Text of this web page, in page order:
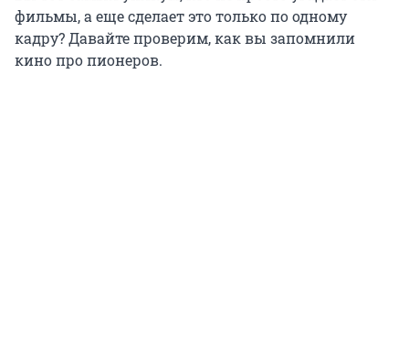
фильмы, а еще сделает это только по одному
кадру? Давайте проверим, как вы запомнили
кино про пионеров.